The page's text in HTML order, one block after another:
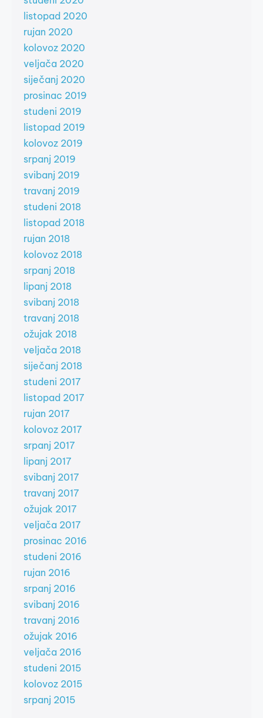
listopad 2020
rujan 2020
kolovoz 2020
veljača 2020
siječanj 2020
prosinac 2019
studeni 2019
listopad 2019
kolovoz 2019
srpanj 2019
svibanj 2019
travanj 2019
studeni 2018
listopad 2018
rujan 2018
kolovoz 2018
srpanj 2018
lipanj 2018
svibanj 2018
travanj 2018
ožujak 2018
veljača 2018
siječanj 2018
studeni 2017
listopad 2017
rujan 2017
kolovoz 2017
srpanj 2017
lipanj 2017
svibanj 2017
travanj 2017
ožujak 2017
veljača 2017
prosinac 2016
studeni 2016
rujan 2016
srpanj 2016
svibanj 2016
travanj 2016
ožujak 2016
veljača 2016
studeni 2015
kolovoz 2015
srpanj 2015